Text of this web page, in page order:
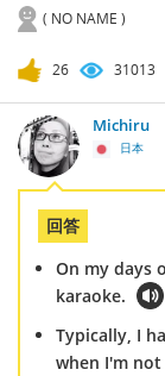
( NO NAME )
26 31013
Michiru
日本
回答
On my days
karaoke.
Typically, I
when I'm